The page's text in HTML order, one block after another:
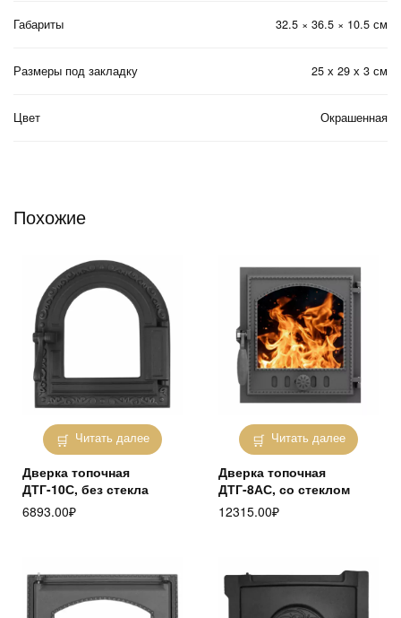
Габариты 32.5 × 36.5 × 10.5 см
Размеры под закладку 25 х 29 х 3 см
Цвет Окрашенная
Похожие
Читать далее
Дверка топочная
ДТГ-10С, без стекла
6893.00₽
Читать далее
Дверка топочная
ДТГ-8АС, со стеклом
12315.00₽